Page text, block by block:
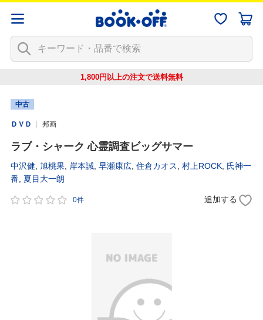
1,800円以上の注文で送料無料
中古
ＤＶＤ 邦画
ラブ・シャーク 心霊調査ビッグサマー
中沢健 旭桃果 岸本誠 早瀬康広 住倉カオス 村上ROCK 氏神一
番
夏目大一朗
0件 追加する